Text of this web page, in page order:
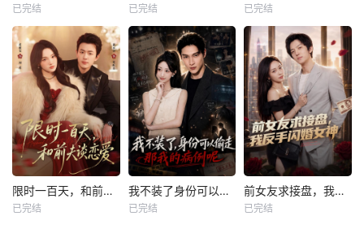
已完结 已完结 已完结
限时一百天，和前夫谈恋爱
已完结
我不装了身份可以偷走那我的病例呢
已完结
前女友求接盘，我反手闪婚女神
已完结